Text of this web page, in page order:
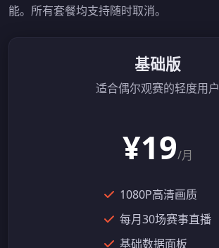
能。所有套餐均支持随时取消。
基础版
适合偶尔观赛的轻度用户
¥19/月
1080P高清画质
每月30场赛事直播
基础数据面板